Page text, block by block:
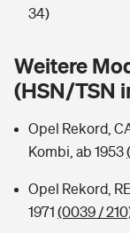
Tools
Hochwasser-
Sie haben Fragen?
Handyversicherung
Private
Zur Übersicht
Tools
Rentenrechner:
34)
Weitere
(HSN/TSN
Opel Rekord,
Kombi, ab 1953
Opel Rekord,
1971 (0039 /